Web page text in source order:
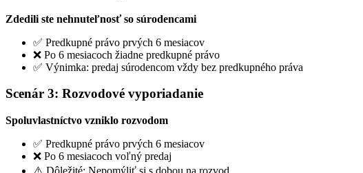
Zdedili ste nehnuteľnosť so súrodencami
✅ Predkupné právo prvých 6 mesiacov
❌ Po 6 mesiacoch žiadne predkupné právo
✅ Výnimka: predaj súrodencom vždy bez predkupného práva
Scenár 3: Rozvodové vyporiadanie
Spoluvlastníctvo vzniklo rozvodom
✅ Predkupné právo prvých 6 mesiacov
❌ Po 6 mesiacoch voľný predaj
⚠️ Dôležité: Nepomýliť si s dobou na rozvod